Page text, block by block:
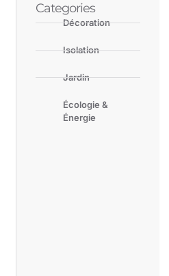
Categories
Décoration
Isolation
Jardin
Écologie &
Énergie